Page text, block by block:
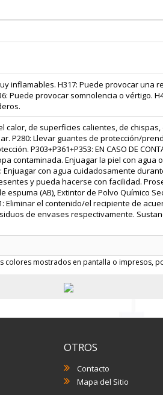
inflamables. H317: Puede provocar una
Puede provocar somnolencia о vértigo.
calor, de superficies calientes, de
P280: Llevar guantes de protección/
P303+P361+P353: EN CASO DE
contaminada. Enjuagar la piel con agua o
Enjuagar con agua cuidadosamente
y pueda hacerse con facilidad.
espuma (AB), Extintor de Polvo Químico
Eliminar el contenido/el recipiente de
de envases respectivamente.
colores mostrados en pantalla o impresos,
OTROS
Contacto
Mapa del Sitio